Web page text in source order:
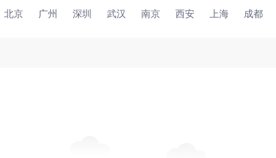
北京 广州 深圳 武汉 南京 西安 上海 成都